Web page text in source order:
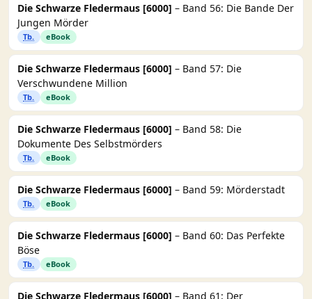
Die Schwarze Fledermaus [6000] – Band 56: Die Bande Der
Jungen Mörder
Tb. eBook
Die Schwarze Fledermaus [6000] – Band 57: Die
Verschwundene Million
Tb. eBook
Die Schwarze Fledermaus [6000] – Band 58: Die
Dokumente Des Selbstmörders
Tb. eBook
Die Schwarze Fledermaus [6000] – Band 59: Mörderstadt
Tb. eBook
Die Schwarze Fledermaus [6000] – Band 60: Das Perfekte
Böse
Tb. eBook
Die Schwarze Fledermaus [6000] – Band 61: Der